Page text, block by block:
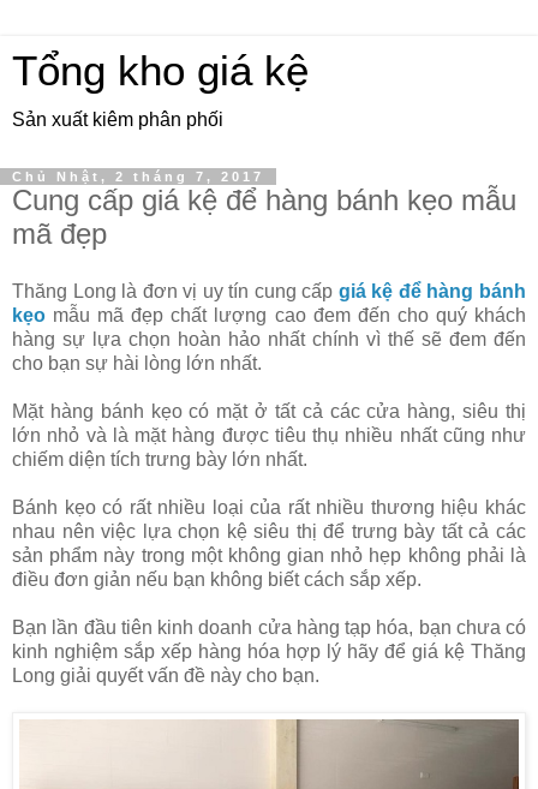
Tổng kho giá kệ
Sản xuất kiêm phân phối
Chủ Nhật, 2 tháng 7, 2017
Cung cấp giá kệ để hàng bánh kẹo mẫu
mã đẹp
Thăng Long là đơn vị uy tín cung cấp giá kệ để hàng bánh
kẹo mẫu mã đẹp chất lượng cao đem đến cho quý khách
hàng sự lựa chọn hoàn hảo nhất chính vì thế sẽ đem đến
cho bạn sự hài lòng lớn nhất.
Mặt hàng bánh kẹo có mặt ở tất cả các cửa hàng, siêu thị
lớn nhỏ và là mặt hàng được tiêu thụ nhiều nhất cũng như
chiếm diện tích trưng bày lớn nhất.
Bánh kẹo có rất nhiều loại của rất nhiều thương hiệu khác
nhau nên việc lựa chọn kệ siêu thị để trưng bày tất cả các
sản phẩm này trong một không gian nhỏ hẹp không phải là
điều đơn giản nếu bạn không biết cách sắp xếp.
Bạn lần đầu tiên kinh doanh cửa hàng tạp hóa, bạn chưa có
kinh nghiệm sắp xếp hàng hóa hợp lý hãy để giá kệ Thăng
Long giải quyết vấn đề này cho bạn.